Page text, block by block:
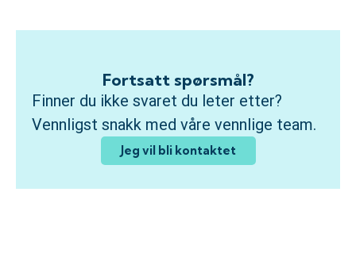
Fortsatt spørsmål?
Finner du ikke svaret du leter etter?
Vennligst snakk med våre vennlige team.
Jeg vil bli kontaktet